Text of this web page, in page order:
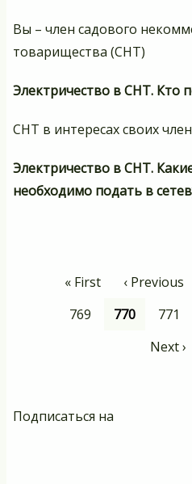
Вы – член садового
товарищества (СНТ)
Электричество в СНТ. Кто
СНТ в интересах своих
Электричество в СНТ.
необходимо подать в
Первая
страница
« First
страница
‹ Previous
Page
769
Текущая
770 Page
771
Next ›
Подписаться на